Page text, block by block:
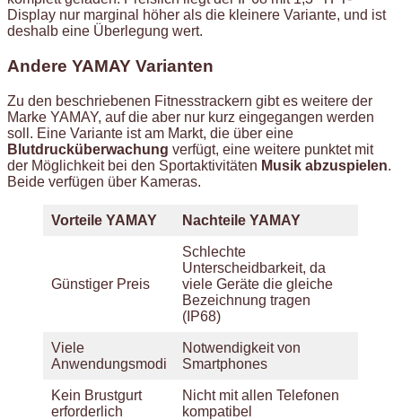
Display nur marginal höher als die kleinere Variante, und ist
deshalb eine Überlegung wert.
Andere YAMAY Varianten
Zu den beschriebenen Fitnesstrackern gibt es weitere der
Marke YAMAY, auf die aber nur kurz eingegangen werden
soll. Eine Variante ist am Markt, die über eine
Blutdrucküberwachung verfügt, eine weitere punktet mit
der Möglichkeit bei den Sportaktivitäten Musik abzuspielen.
Beide verfügen über Kameras.
Vorteile YAMAY Nachteile YAMAY
Günstiger Preis
Schlechte
Unterscheidbarkeit, da
viele Geräte die gleiche
Bezeichnung tragen
(IP68)
Viele
Anwendungsmodi
Notwendigkeit von
Smartphones
Kein Brustgurt
erforderlich
Nicht mit allen Telefonen
kompatibel